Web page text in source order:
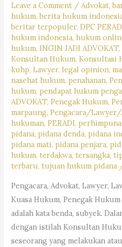
Leave a Comment /Advokat,
hukum,berita hukum
beritar terpopuler,DPC
hukum indonesia,hukum
hukum,INGIN JADI ADVOKAT,
Konsultan Hukum,Konsultasi
kuhp,Lawyer,legal opinion,
nasehat hukum,penahanan,
hukum,pendapat hukum
ADVOKAT,Penegak Hukum,
marpaung,Pengacara/
hukuman,PERADI,
pidana,pidana denda,pidana
pidana mati,pidana penjara,
hukum,terdakwa,tersangka,
terbaru,tujuan hukum pidana
Pengacara, Advokat, Lawyer,
Kuasa Hukum, Penegak
adalah kata benda, subyek.
dengan istilah Konsultan
seseorang yang melakukan